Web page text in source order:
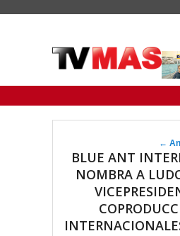
←
BLUE ANT
NOMBRA A